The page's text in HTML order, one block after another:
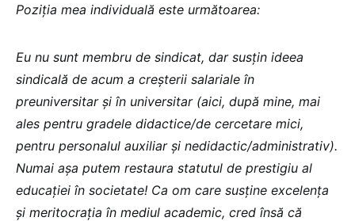
Poziția mea individuală este următoarea:
Eu nu sunt membru de sindicat, dar susțin ideea
sindicală de acum a creșterii salariale în
preuniversitar și în universitar (aici, după mine, mai
ales pentru gradele didactice/de cercetare mici,
pentru personalul auxiliar și nedidactic/administrativ).
Numai așa putem restaura statutul de prestigiu al
educației în societate! Ca om care susține excelența
și meritocrația în mediul academic, cred însă că